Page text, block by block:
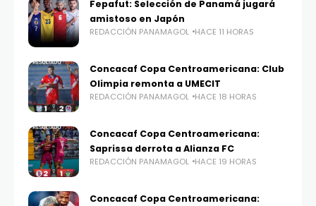
Fepafut: Selección de Panamá jugará
amistoso en Japón
REDACCIÓN PANAMAGOL HACE 11 HORAS
Concacaf Copa Centroamericana: Club
Olimpia remonta a UMECIT
REDACCIÓN PANAMAGOL HACE 18 HORAS
Concacaf Copa Centroamericana:
Saprissa derrota a Alianza FC
REDACCIÓN PANAMAGOL HACE 19 HORAS
Concacaf Copa Centroamericana: